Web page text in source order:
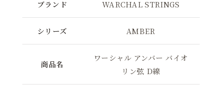
ブランド WARCHAL STRINGS
シリーズ AMBER
商品名
ワーシャル アンバー バイオ
リン弦 D線